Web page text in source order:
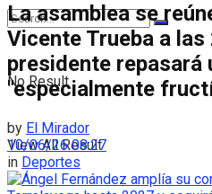
No Result
View All Result
La asamblea se
Vicente Trueba a las
presidente repasará
"especialmente
by El Mirador
10/06/26 08:27
in Deportes